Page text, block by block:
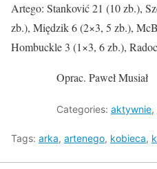
Artego: Stanković 21 (10 zb.),
zb.), Międzik 6 (2×3, 5 zb.),
Hombuckle 3 (1×3, 6 zb.),
Oprac. Paweł Musiał
Categories: aktywnie,
Tags: arka, artenego, kobieca,